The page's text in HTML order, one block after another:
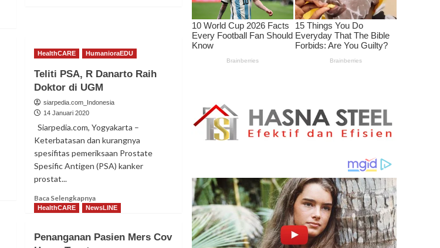
‘Lada
Dimaksimalkan
HealthCARE HumanioraEDU
Teliti PSA, R Danarto Raih
Doktor di UGM
siarpedia.com_Indonesia
14 Januari 2020
Siarpedia.com, Yogyakarta –
Keterbatasan dan kurangnya
spesifitas pemeriksaan Prostate
Spesific Antigen (PSA) kanker
prostat...
Baca SelengkapnyaRead
more
PSA,
HealthCARE NewsLINE
Penanganan Pasien Mers Cov